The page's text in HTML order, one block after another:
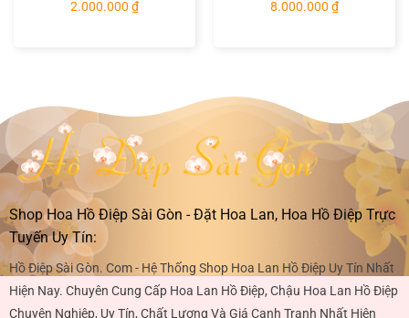
2.000.000 ₫ 8.000.000 ₫
Shop Hoa Hồ Điệp Sài Gòn - Đặt Hoa Lan, Hoa Hồ Điệp Trực
Tuyến Uy Tín:
Hồ Điệp Sài Gòn. Com - Hệ Thống Shop Hoa Lan Hồ Điệp Uy Tín Nhất
Hiện Nay. Chuyên Cung Cấp Hoa Lan Hồ Điệp, Chậu Hoa Lan Hồ Điệp
Chuyên Nghiệp, Uy Tín, Chất Lượng Và Giá Cạnh Tranh Nhất Hiện